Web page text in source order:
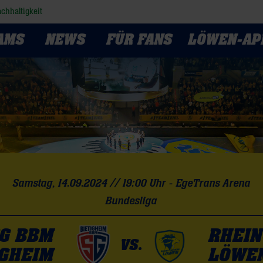
NEWS FÜR FANS LÖWEN-
Samstag, 14.09.2024 // 19:00 Uhr - EgeTrans Arena
Bundesliga
BBM
VS.